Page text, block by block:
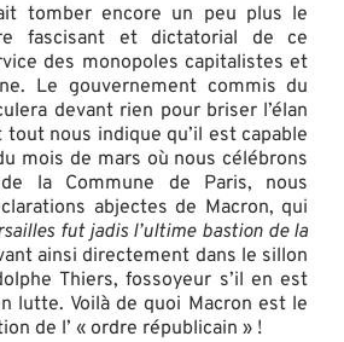
tomber encore un peu plus le
fascisant et dictatorial de ce
des monopoles capitalistes et
Le gouvernement commis du
devant rien pour briser l’élan
nous indique qu’il est capable
mois de mars où nous célébrons
la Commune de Paris, nous
abjectes de Macron, qui
fut jadis l’ultime bastion de la
ainsi directement dans le sillon
Thiers, fossoyeur s’il en est
lutte. Voilà de quoi Macron est le
de l’ « ordre républicain » !